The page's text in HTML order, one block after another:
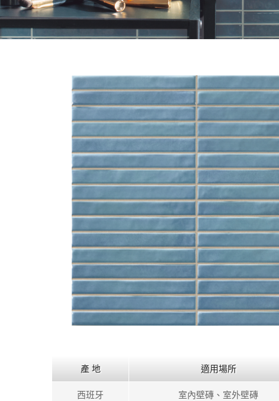
產 地 適用場所
西班牙 室內壁磚、室外壁磚